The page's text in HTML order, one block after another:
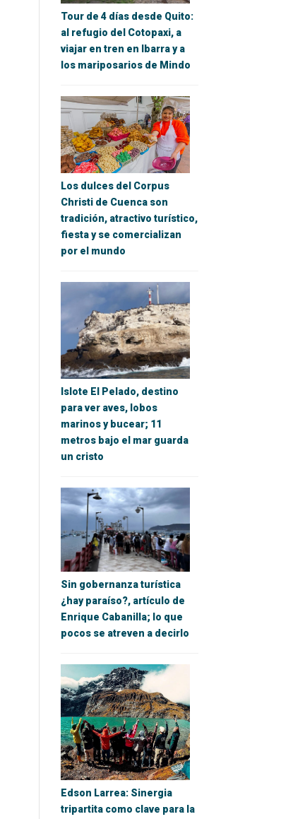
Tour de 4 días desde Quito:
al refugio del Cotopaxi, a
viajar en tren en Ibarra y a
los mariposarios de Mindo
Los dulces del Corpus
Christi de Cuenca son
tradición, atractivo turístico,
fiesta y se comercializan
por el mundo
Islote El Pelado, destino
para ver aves, lobos
marinos y bucear; 11
metros bajo el mar guarda
un cristo
Sin gobernanza turística
¿hay paraíso?, artículo de
Enrique Cabanilla; lo que
pocos se atreven a decirlo
Edson Larrea: Sinergia
tripartita como clave para la